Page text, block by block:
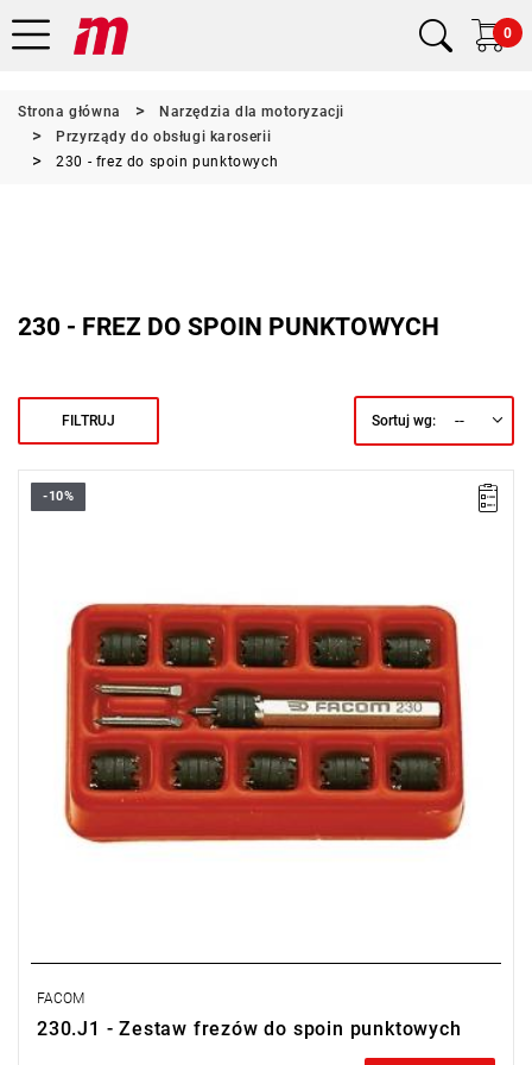
0
Strona główna
Narzędzia dla motoryzacji
Przyrządy do obsługi karoserii
230 - frez do spoin punktowych
230 - FREZ DO SPOIN PUNKTOWYCH
FILTRUJ Sortuj wg: --
• Zestaw zawierający komplet: 230, 2 ostrza centrujące i 10
-10%
FACOM
230.J1 - Zestaw frezów do spoin punktowych